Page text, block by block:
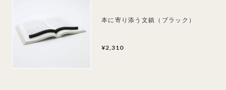
本に寄り添う文鎮（ブラック）
¥2,310